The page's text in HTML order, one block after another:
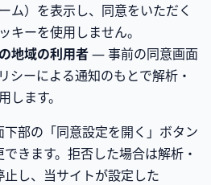
ム）を表示し、同意をいただく
キーを使用しません。
地域の利用者— 事前の同意画面
シーによる通知のもとで解析・
します。
部の「同意設定を開く」ボタン
きます。拒否した場合は解析・
し、当サイトが設定した